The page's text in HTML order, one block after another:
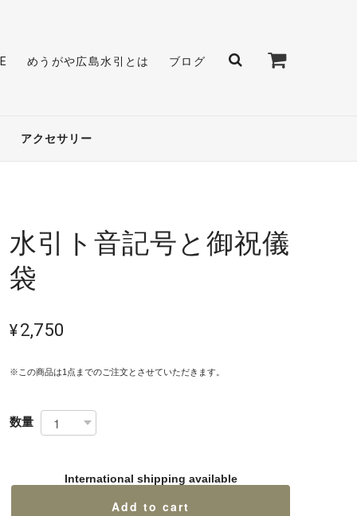
めうがや広島水引とは ブログ
アクセサリー
水引ト音記号と御祝儀
袋
¥2,750
※この商品は1点までのご注文とさせていただきます。
数量
International shipping available
Add to cart